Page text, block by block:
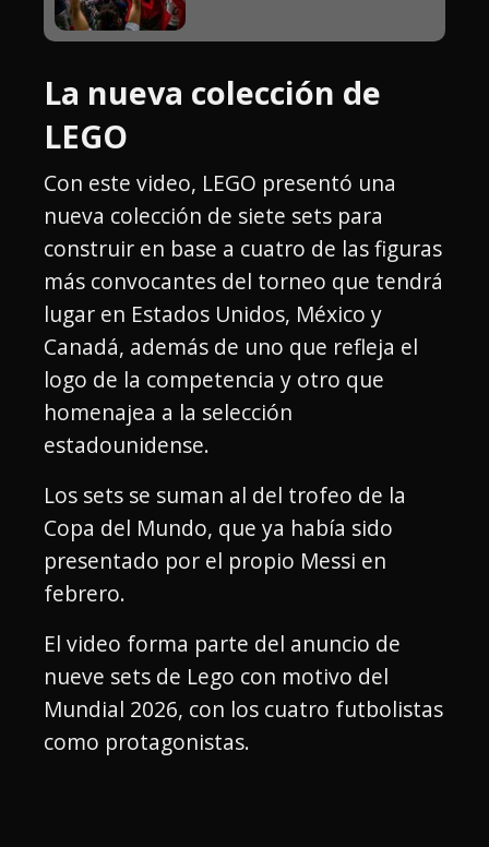
La nueva colección de
LEGO
Con este video, LEGO presentó una
nueva colección de siete sets para
construir en base a cuatro de las figuras
más convocantes del torneo que tendrá
lugar en Estados Unidos, México y
Canadá, además de uno que refleja el
logo de la competencia y otro que
homenajea a la selección
estadounidense.
Los sets se suman al del trofeo de la
Copa del Mundo, que ya había sido
presentado por el propio Messi en
febrero.
El video forma parte del anuncio de
nueve sets de Lego con motivo del
Mundial 2026, con los cuatro futbolistas
como protagonistas.